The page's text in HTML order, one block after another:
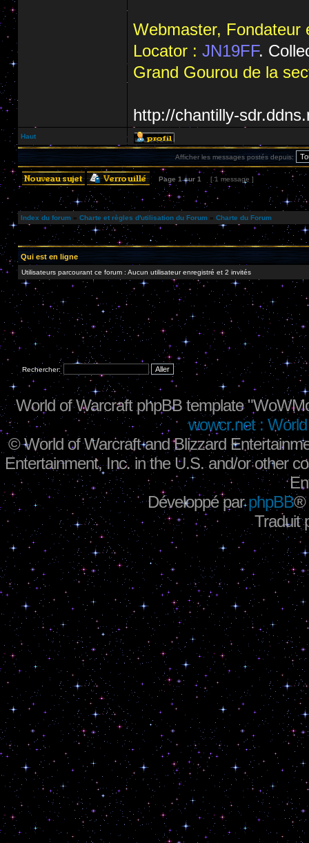
Webmaster, Fondateur
Locator : JN19FF.
Grand Gourou de la
http://chantilly-
Haut
Afficher les messages postés depuis:
Page 1sur 1 [ 1 message ]
Index du forum » Charte et règles d'utilisation du Forum » Charte du Forum
Qui est en ligne
Utilisateurs parcourant ce forum : Aucun utilisateur enregistré et 2 invités
Rechercher:
World of Warcraft phpBB template
wowcr.net :
©World of Warcraft and Blizzard
Entertainment, Inc. in the U.S. and/or other
Développé parphpBB®
Traduit